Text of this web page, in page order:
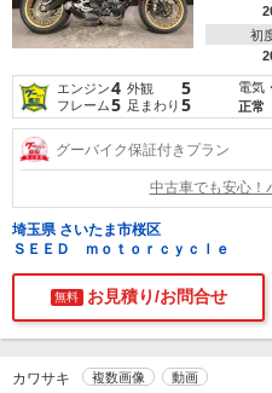
初
エンジン4 外観 5
フレーム5 足まわり 5
電気
正常
グーバイク保証付きプラン
中古車でも安心！
埼玉県 さいたま市桜区
ＳＥＥＤ ｍｏｔｏｒｃｙｃｌｅ
無料 お見積り/お問合せ
カワサキ 複数画像 動画